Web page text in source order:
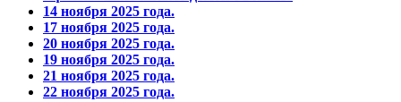
14 ноября 2025 года.
17 ноября 2025 года.
20 ноября 2025 года.
19 ноября 2025 года.
21 ноября 2025 года.
22 ноября 2025 года.